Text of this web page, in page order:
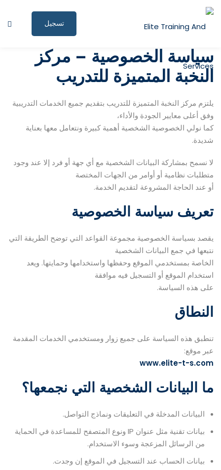
تسجيل
الدخول
الصفحة الرئيسية
البرامج التدريبية
للاستشارات
سياسة الخصوصية – مركز
النخبة المتميزة للتدريب
يلتزم مركز النخبة المتميزة للتدريب بتقديم جميع الخدمات التدريبية
وفق أعلى معايير الجودة والأداء،
كما نولي الخصوصية الشخصية أهمية كبيرة ونتعامل معها بعناية
شديدة.
لا نسمح بمشاركة البيانات الشخصية مع أي جهة أو فرد إلا عند وجود
متطلبات نظامية أو أوامر من الجهات المختصة
أو عند الحاجة المشروعة لتقديم الخدمة.
تعريف سياسة الخصوصية
يقصد بسياسة الخصوصية مجموعة القواعد التي توضح الطريقة التي
نتبعها في جمع البيانات الشخصية
الخاصة بمستخدمي الموقع وحفظها واستخدامها وحمايتها. ويعد
استخدام الموقع أو التسجيل فيه موافقة
على هذه السياسة.
النطاق
تنطبق هذه السياسة على جميع زوار ومستخدمي الخدمات المقدمة
عبر موقع:
www.elite-t-s.com
ما البيانات الشخصية التي نجمعها؟
البيانات المدخلة في التعليقات ونماذج التواصل.
بيانات تقنية مثل عنوان IP ونوع المتصفح للمساعدة في الحماية
من الرسائل المزعجة وسوء الاستخدام.
بيانات الحساب عند التسجيل في الموقع إن وجدت.